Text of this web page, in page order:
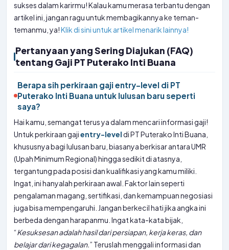
sukses dalam karirmu! Kalau kamu merasa terbantu dengan
artikel ini, jangan ragu untuk membagikannya ke teman-
temanmu, ya!Klik di sini untuk artikel menarik lainnya!
Pertanyaan yang Sering Diajukan (FAQ)
tentang Gaji PT Puterako Inti Buana
Berapa sih perkiraan gaji entry-level di PT
Puterako Inti Buana untuk lulusan baru seperti
saya?
Hai kamu, semangat terus ya dalam mencari informasi gaji!
Untuk perkiraan gajientry-leveldi PT Puterako Inti Buana,
khususnya bagi lulusan baru, biasanya berkisar antara UMR
(Upah Minimum Regional) hingga sedikit di atasnya,
tergantung pada posisi dan kualifikasi yang kamu miliki.
Ingat, ini hanyalah perkiraan awal. Faktor lain seperti
pengalaman magang, sertifikasi, dan kemampuan negosiasi
juga bisa mempengaruhi. Jangan berkecil hati jika angka ini
berbeda dengan harapanmu. Ingat kata-kata bijak,
“Kesuksesan adalah hasil dari persiapan, kerja keras, dan
belajar dari kegagalan.” Teruslah menggali informasi dan